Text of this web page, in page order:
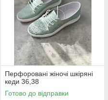
Перфоровані жіночі шкіряні
кеди 36,38
Готово до відправки